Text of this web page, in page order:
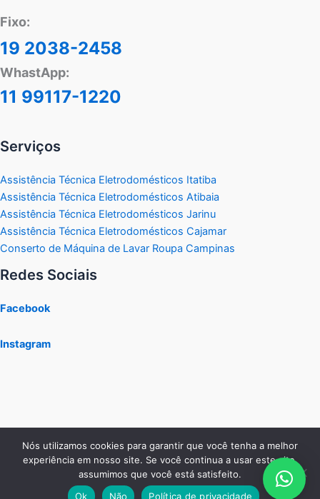
Fixo:
19 2038-2458
WhastApp:
11 99117-1220
Serviços
Assistência Técnica Eletrodomésticos Itatiba
Assistência Técnica Eletrodomésticos Atibaia
Assistência Técnica Eletrodomésticos Jarinu
Assistência Técnica Eletrodomésticos Cajamar
Conserto de Máquina de Lavar Roupa Campinas
Redes Sociais
Facebook
Instagram
Copyright © 2026 Service Tec Interior
Nós utilizamos cookies para garantir que você tenha a melhor
experiência em nosso site. Se você continua a usar este site,
assumimos que você está satisfeito.
Ok
Não Política de privacidade